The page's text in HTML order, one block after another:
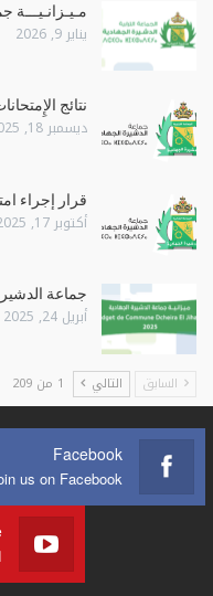
مـيـزانـيـــة
يناير 9, 2026
نتائج
ديسمبر 18, 2025
قرار إجراء
أكتوبر 17, 2025
جماعة الدشيرة
أبريل 24, 2025
السابق التالي 1 من 209
Facebook
us on Facebook